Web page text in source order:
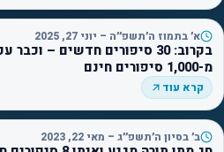
א׳ בתמוז ה׳תשפ״ה – יוני 27, 2025
בקרוב: 30 סיפורים חדשים –
מ-1,000 סיפורים חינם
קרא עוד
ב׳ בסיון ה׳תשפ״ג – מאי 22, 2023